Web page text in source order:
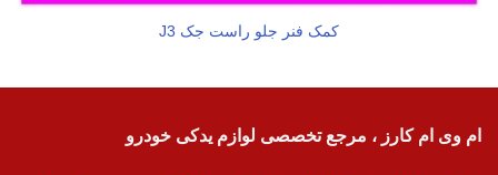
کمک فنر جلو راست جک J3
ام وی ام کارز ، مرجع تخصصی لوازم یدکی خودرو